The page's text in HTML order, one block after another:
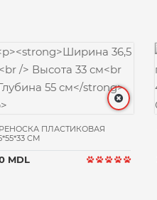
ПЛАСТИКОВАЯ
CM
MDL